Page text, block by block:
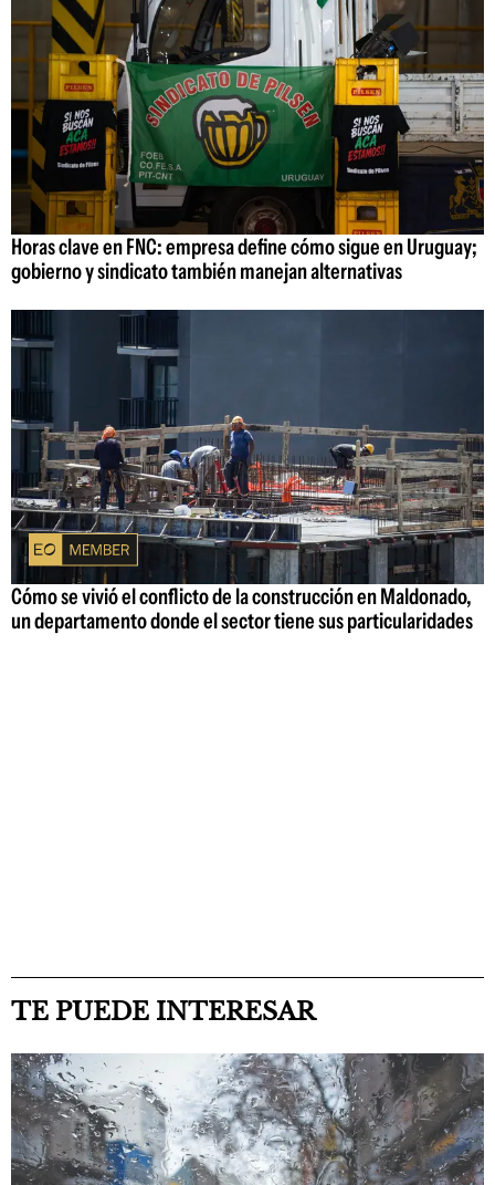
Horas clave en FNC: empresa define cómo sigue en Uruguay;
gobierno y sindicato también manejan alternativas
Cómo se vivió el conflicto de la construcción en Maldonado,
un departamento donde el sector tiene sus particularidades
TE PUEDE INTERESAR